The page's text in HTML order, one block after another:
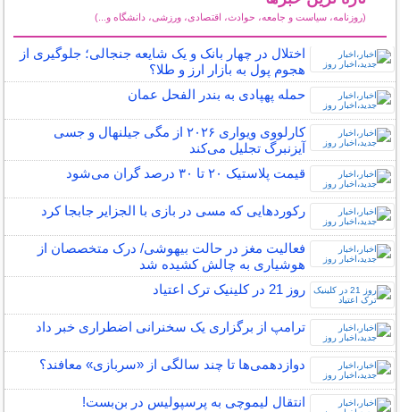
(روزنامه، سیاست و جامعه، حوادث، اقتصادی، ورزشی، دانشگاه و...)
اختلال در چهار بانک و یک شایعه جنجالی؛ جلوگیری از
هجوم پول به بازار ارز و طلا؟
حمله پهپادی به بندر الفحل عمان
کارلووی ویواری ۲۰۲۶ از مگی جیلنهال و جسی
آیزنبرگ تجلیل می‌کند
قیمت پلاستیک ۲۰ تا ۳۰ درصد گران می‌شود
رکوردهایی که مسی در بازی با الجزایر جابجا کرد
فعالیت مغز در حالت بیهوشی/ درک متخصصان از
هوشیاری به چالش کشیده شد
روز 21 در کلینیک ترک اعتیاد
ترامپ از برگزاری یک سخنرانی اضطراری خبر داد
دوازدهمی‌ها تا چند سالگی از «سربازی» معافند؟
انتقال لیموچی به پرسپولیس در بن‌بست!